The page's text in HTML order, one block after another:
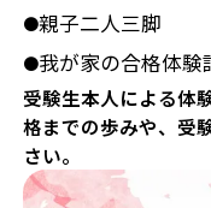
●親子二人三脚
●我が家の合格体
受験生本人による体
格までの歩みや、受
さい。